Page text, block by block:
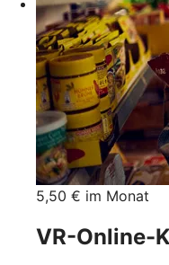
5,50 € im Monat
VR-Online-